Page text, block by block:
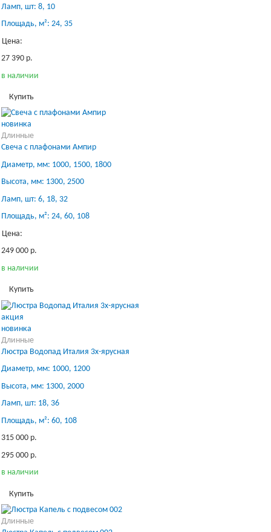
Ламп, шт: 8, 10
Площадь, м²: 24, 35
Цена:
27 390 р.
в наличии
Купить
новинка
Длинные
Свеча с плафонами Ампир
Диаметр, мм: 1000, 1500, 1800
Высота, мм: 1300, 2500
Ламп, шт: 6, 18, 32
Площадь, м²: 24, 60, 108
Цена:
249 000 р.
в наличии
Купить
акция
новинка
Длинные
Люстра Водопад Италия 3х-ярусная
Диаметр, мм: 1000, 1200
Высота, мм: 1300, 2000
Ламп, шт: 18, 36
Площадь, м²: 60, 108
315 000 р.
295 000 р.
в наличии
Купить
Длинные